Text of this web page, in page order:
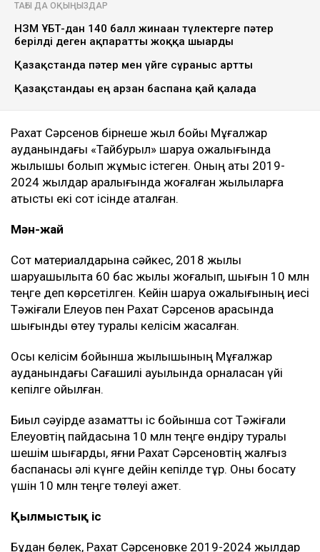
ТАҒЫ ДА ОҚЫҢЫЗДАР
НЗМ ҰБТ-дан 140 балл жинаған түлектерге пәтер
берілді деген ақпаратты жоққа шығарды
Қазақстанда пәтер мен үйге сұраныс артты
Қазақстандағы ең арзан баспана қай қалада
Рахат Сәрсенов бірнеше жыл бойы Мұғалжар
ауданындағы «Тайбурыл» шаруа қожалығында
жылқышы болып жұмыс істеген. Оның аты 2019-
2024 жылдар аралығында жоғалған жылқыларға
қатысты екі сот ісінде аталған.
Мән-жай
Сот материалдарына сәйкес, 2018 жылы
шаруашылықта 60 бас жылқы жоғалып, шығын 10 млн
теңге деп көрсетілген. Кейін шаруа қожалығының иесі
Тәжіғали Елеуов пен Рахат Сәрсенов арасында
шығынды өтеу туралы келісім жасалған.
Осы келісім бойынша жылқышының Мұғалжар
ауданындағы Сағашилі ауылында орналасқан үйі
кепілге қойылған.
Биыл сәуірде азаматтық іс бойынша сот Тәжіғали
Елеуовтің пайдасына 10 млн теңге өндіру туралы
шешім шығарды, яғни Рахат Сәрсеновтің жалғыз
баспанасы әлі күнге дейін кепілде тұр. Оны босату
үшін 10 млн теңге төлеуі қажет.
Қылмыстық іс
Бұдан бөлек, Рахат Сәрсеновке 2019-2024 жылдар